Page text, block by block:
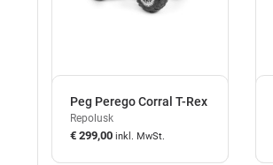
Peg Perego Corral T-Rex
Repolusk
€ 299,00 inkl. MwSt.